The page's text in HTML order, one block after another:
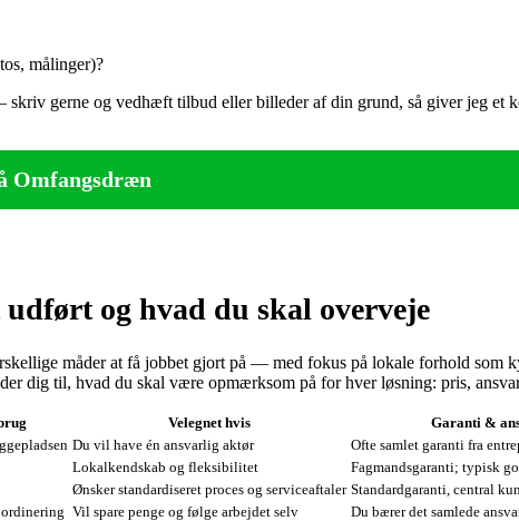
målinger)?
gerne og vedhæft tilbud eller billeder af din grund, så giver jeg et
Omfangsdræn
og hvad du skal overveje
måder at få jobbet gjort på — med fokus på lokale forhold som
dig til, hvad du skal være opmærksom på for hver løsning: pris,
Velegnet hvis
Garanti &
Du vil have én ansvarlig aktør
Ofte samlet garanti fra
Lokalkendskab og fleksibilitet
Fagmandsgaranti; typisk
Ønsker standardiseret proces og serviceaftaler Standardgaranti, central
Vil spare penge og følge arbejdet selv
Du bærer det samlede